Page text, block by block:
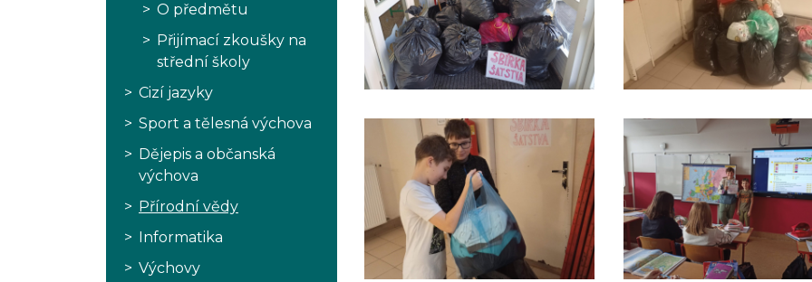
O předmětu
Přijímací zkoušky na
střední školy
Cizí jazyky
Sport a tělesná výchova
Dějepis a občanská
výchova
Přírodní vědy
Informatika
Výchovy